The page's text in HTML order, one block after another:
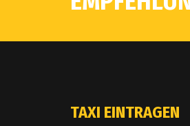
TAXI EINTRAGEN